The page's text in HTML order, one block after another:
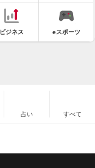
ビジネス eスポーツ
占い すべて